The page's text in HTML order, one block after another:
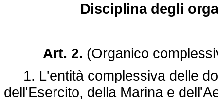
Disciplina degli
Art. 2. (Organico
1. L'entità complessiva delle
dell'Esercito, della Marina e